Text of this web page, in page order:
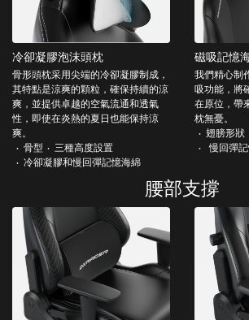
冷卻凝膠泡沫頭枕
骨形頭枕采用尖端的冷卻凝膠制成，
其特點是涼爽的顆粒，確保持續的涼
爽，並提供卓越的空氣流通和透氣
性，即使在炎熱的夏日也能保持涼
爽。
骨型
三種高度設置
冷卻凝膠和慢回彈記憶海綿
磁吸記憶
我們精心制
吸功能，將
在原位，帶
枕無憂。
翅膀形狀
慢回彈
腰部支撐